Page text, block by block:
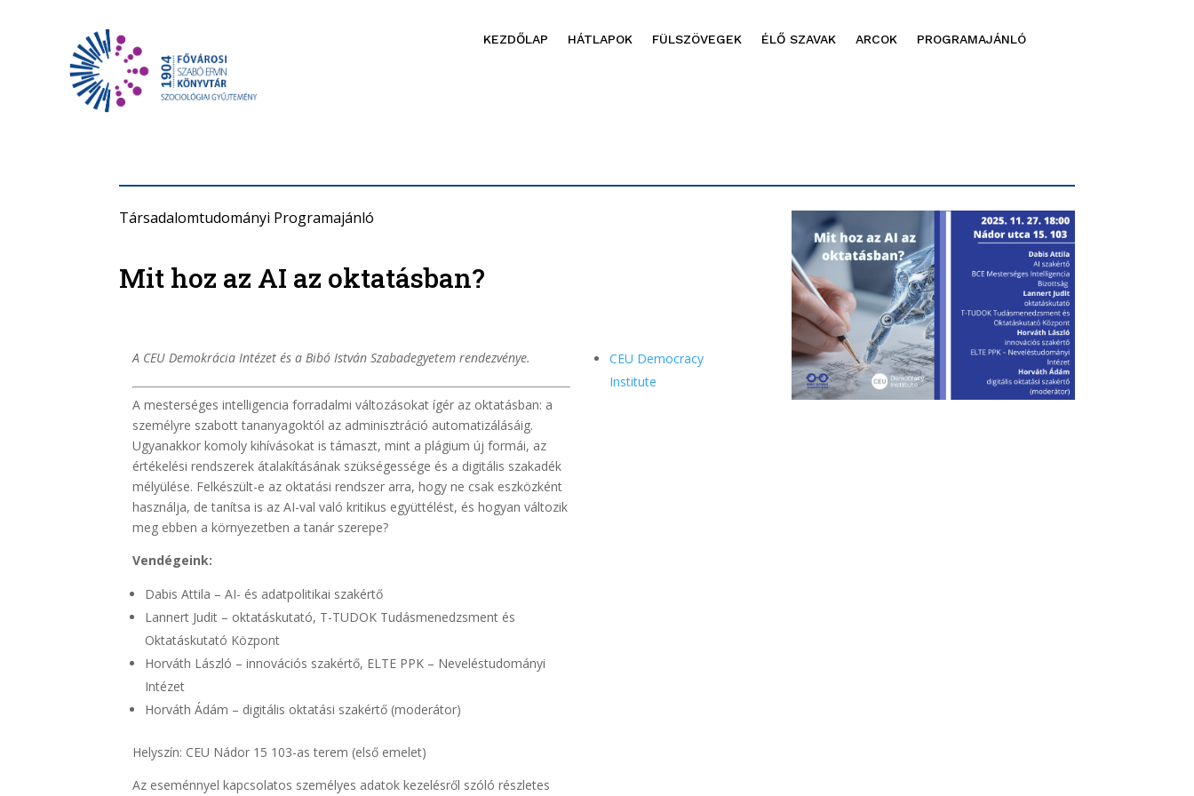
KEZDŐLAP HÁTLAPOK FÜLSZÖVEGEK ÉLŐ SZAVAK ARCOK PROGRAMAJÁNLÓ
Társadalomtudományi Programajánló
Mit hoz az AI az oktatásban?
A CEU Demokrácia Intézet és a Bibó István Szabadegyetem rendezvénye.
A mesterséges intelligencia forradalmi változásokat ígér az oktatásban: a
személyre szabott tananyagoktól az adminisztráció automatizálásáig.
Ugyanakkor komoly kihívásokat is támaszt, mint a plágium új formái, az
értékelési rendszerek átalakításának szükségessége és a digitális szakadék
mélyülése. Felkészült-e az oktatási rendszer arra, hogy ne csak eszközként
használja, de tanítsa is az AI-val való kritikus együttélést, és hogyan változik
meg ebben a környezetben a tanár szerepe?
Vendégeink:
Dabis Attila – AI- és adatpolitikai szakértő
Lannert Judit – oktatáskutató, T-TUDOK Tudásmenedzsment és
Oktatáskutató Központ
Horváth László – innovációs szakértő, ELTE PPK – Neveléstudományi
Intézet
Horváth Ádám – digitális oktatási szakértő (moderátor)
Helyszín: CEU Nádor 15 103-as terem (első emelet)
Az eseménnyel kapcsolatos személyes adatok kezelésről szóló részletes
CEU Democracy
Institute